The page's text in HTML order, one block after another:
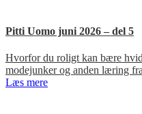
Pitti Uomo juni 2026 – del 5
Hvorfor du roligt kan bære
modejunker og anden læring
Læs mere